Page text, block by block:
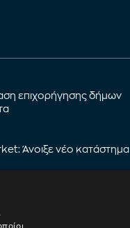
επιχορήγησης δήμων
Άνοιξε νέο κατάστημα